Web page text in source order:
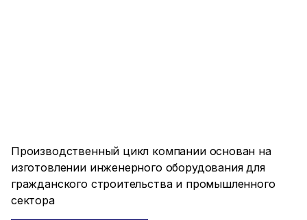
Производственный цикл компании основан на
изготовлении инженерного оборудования для
гражданского строительства и промышленного
сектора